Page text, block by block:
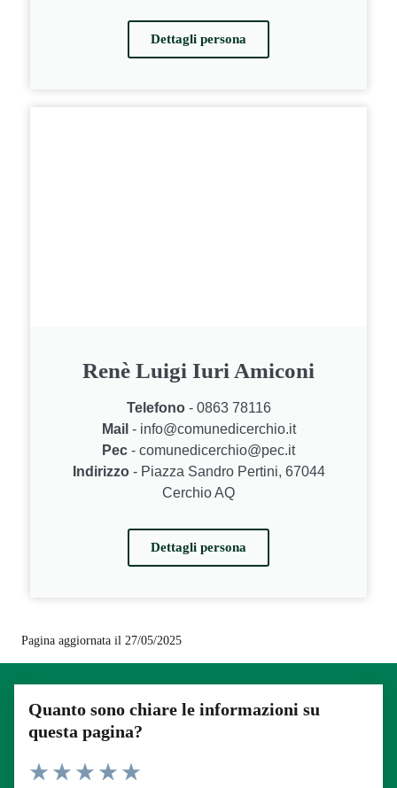
Dettagli persona
Renè Luigi Iuri Amiconi
Telefono- 0863 78116
Mail - info@comunedicerchio.it
Pec - comunedicerchio@pec.it
Indirizzo- Piazza Sandro Pertini, 67044
Cerchio AQ
Dettagli persona
Pagina aggiornata il 27/05/2025
Quanto sono chiare le informazioni su
questa pagina?